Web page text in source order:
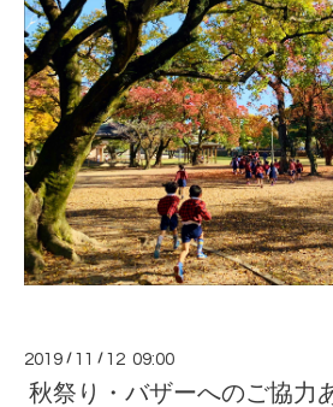
2019 / 11 / 12 09:00
秋祭り・バザーへのご協力